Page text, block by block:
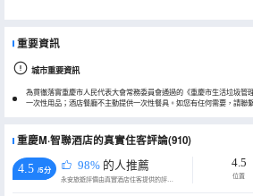
重要資訊
城市重要資訊
為貫徹落實重慶市人民代表大會常務委員會通過的《重慶市生活垃圾管
一次性用品；酒店餐廳不主動提供一次性餐具。如您有任何需要，請聯
重慶M·智聯酒店的真實住客評論(910)
4.5 /5分 98% 的人推薦
永安旅遊評價由真實酒店住客提供的評價。
4.5
位置